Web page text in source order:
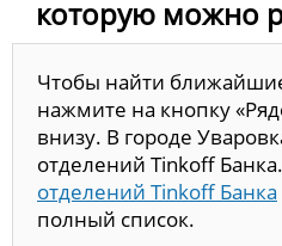
которую можно
Чтобы найти
нажмите на кнопку
внизу. В городе
отделений Tinkoff
отделений Tinkoff Банка
полный список.